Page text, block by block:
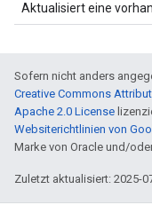
Aktualisiert eine
Sofern nicht anders
Creative Commons
Apache 2.0 License
Websiterichtlinien von
Marke von Oracle und/
Zuletzt aktualisiert: 2025-